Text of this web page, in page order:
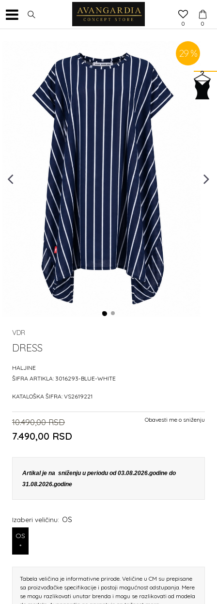
0
0
29 %
VDR
DRESS
HALJINE
ŠIFRA ARTIKLA: 3016293-BLUE-WHITE
KATALOŠKA ŠIFRA: VS2619221
10.490,00 RSD
7.490,00 RSD
Obavesti me o sniženju
Artikal je na sniženju u periodu od 03.08.2026.godine do
31.08.2026.godine
Izaberi veličinu: OS
OS
*
Tabela veličina je informativne prirode. Veličine u CM su prepisane
sa proizvođačke specifikacije i postoji mogućnost odstupanja. Mere
se mogu razlikovati unutar brenda i mogu se razlikovati od modela